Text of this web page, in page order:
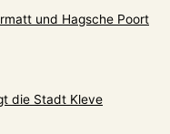
und Hagsche Poort
die Stadt Kleve